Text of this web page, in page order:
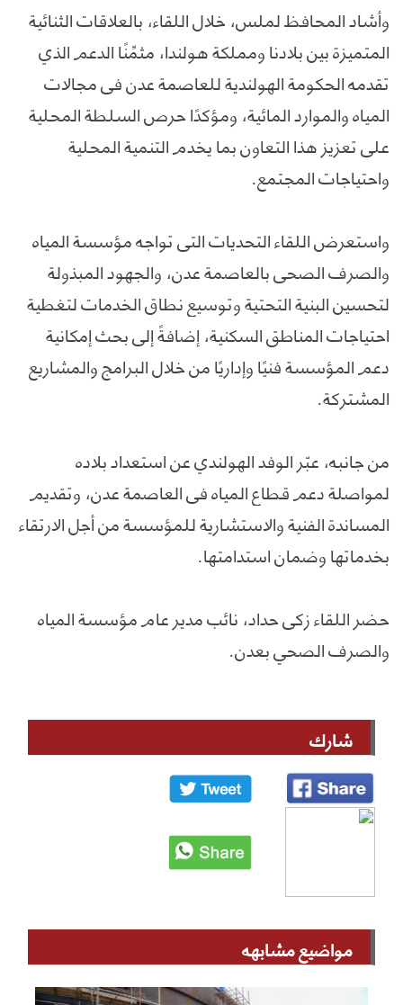
وأشاد المحافظ لملس، خلال اللقاء، بالعلاقات الثنائية
المتميزة بين بلادنا ومملكة هولندا، مثمِّنًا الدعم الذي
تقدمه الحكومة الهولندية للعاصمة عدن في مجالات
المياه والموارد المائية، ومؤكدًا حرص السلطة المحلية
على تعزيز هذا التعاون بما يخدم التنمية المحلية
واحتياجات المجتمع.
واستعرض اللقاء التحديات التي تواجه مؤسسة المياه
والصرف الصحي بالعاصمة عدن، والجهود المبذولة
لتحسين البنية التحتية وتوسيع نطاق الخدمات لتغطية
احتياجات المناطق السكنية، إضافةً إلى بحث إمكانية
دعم المؤسسة فنيًا وإداريًا من خلال البرامج والمشاريع
المشتركة.
من جانبه، عبّر الوفد الهولندي عن استعداد بلاده
لمواصلة دعم قطاع المياه في العاصمة عدن، وتقديم
المساندة الفنية والاستشارية للمؤسسة من أجل الارتقاء
بخدماتها وضمان استدامتها.
حضر اللقاء زكي حداد، نائب مدير عام مؤسسة المياه
والصرف الصحي بعدن.
شارك
مواضيع مشابهه